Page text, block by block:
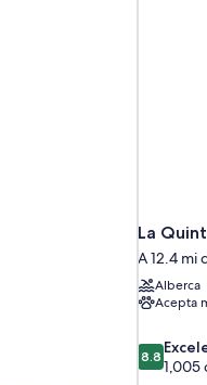
La
A 12.4 mi
Alberca
Acepta
8.8
de
8.8
1,005